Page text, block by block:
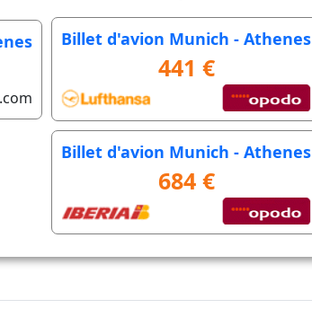
Billet d'avion Munich - Athenes
441 €
Billet d'avion Munich - Athenes
684 €